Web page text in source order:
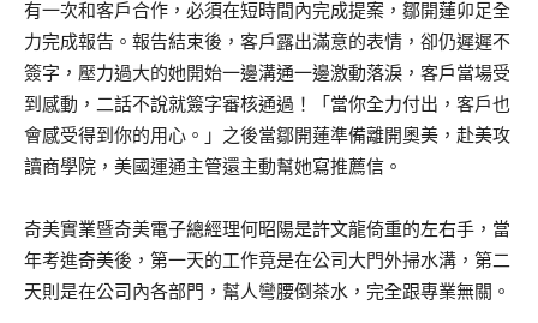
有一次和客戶合作，必須在短時間內完成提案，鄒開蓮卯足全
力完成報告。報告結束後，客戶露出滿意的表情，卻仍遲遲不
簽字，壓力過大的她開始一邊溝通一邊激動落淚，客戶當場受
到感動，二話不說就簽字審核通過！「當你全力付出，客戶也
會感受得到你的用心。」之後當鄒開蓮準備離開奧美，赴美攻
讀商學院，美國運通主管還主動幫她寫推薦信。
奇美實業暨奇美電子總經理何昭陽是許文龍倚重的左右手，當
年考進奇美後，第一天的工作竟是在公司大門外掃水溝，第二
天則是在公司內各部門，幫人彎腰倒茶水，完全跟專業無關。